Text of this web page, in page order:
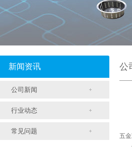
新闻资讯
公司新闻
行业动态
常见问题
公
五